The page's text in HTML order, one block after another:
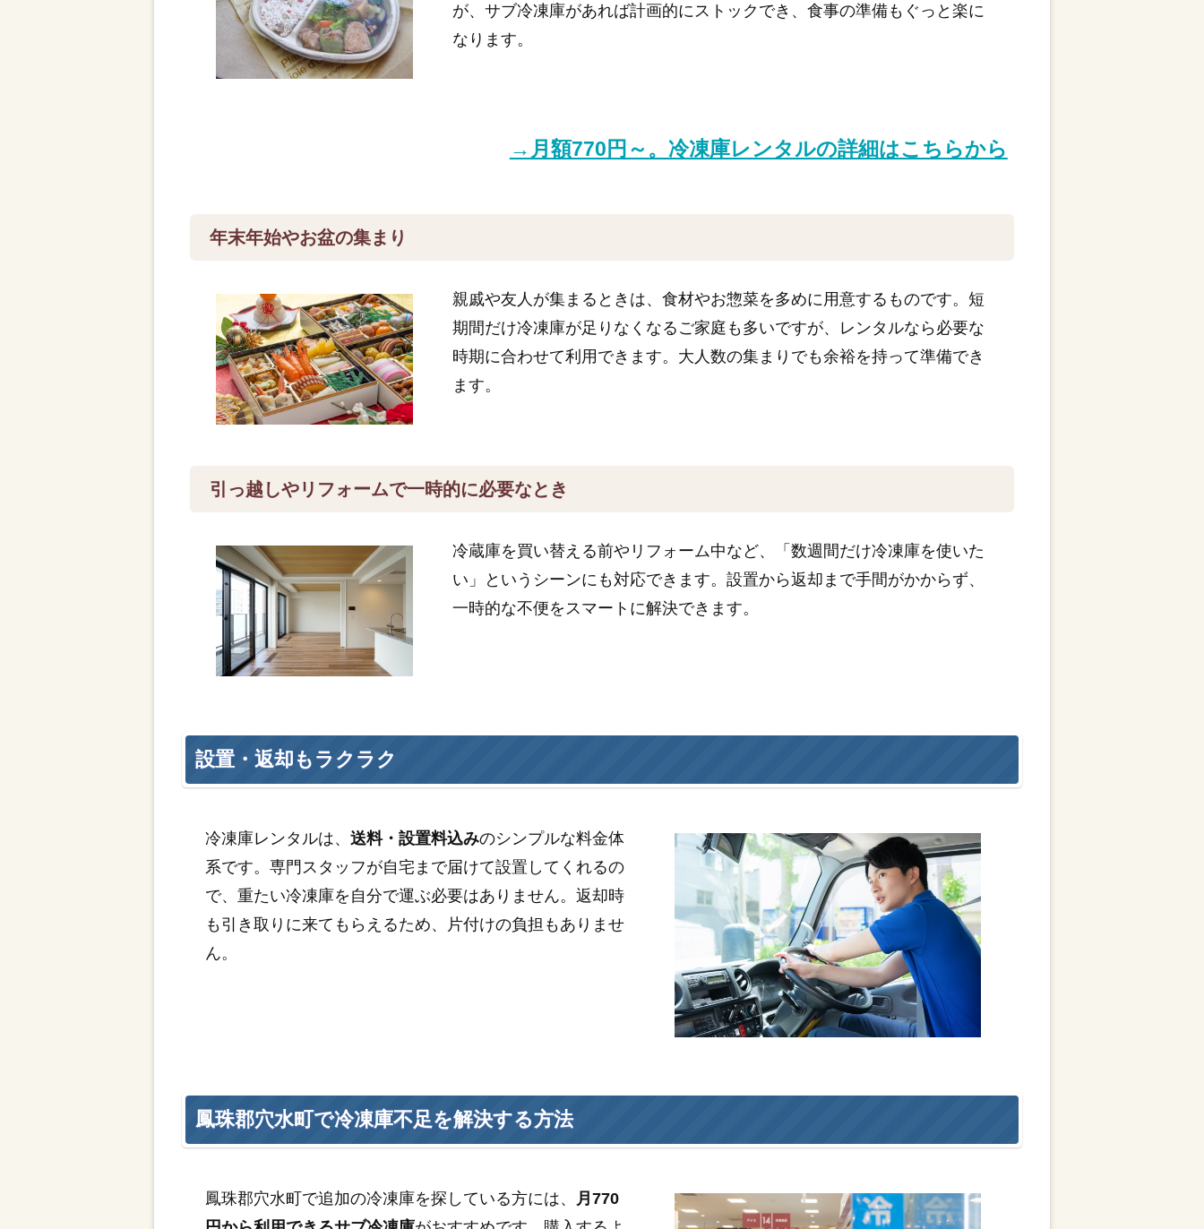
が、サブ冷凍庫があれば計画的にストックでき、食事の準備もぐっと楽に
なります。
→月額770円～。冷凍庫レンタルの詳細はこちらから
年末年始やお盆の集まり
親戚や友人が集まるときは、食材やお惣菜を多めに用意するものです。短
期間だけ冷凍庫が足りなくなるご家庭も多いですが、レンタルなら必要な
時期に合わせて利用できます。大人数の集まりでも余裕を持って準備でき
ます。
引っ越しやリフォームで一時的に必要なとき
冷蔵庫を買い替える前やリフォーム中など、「数週間だけ冷凍庫を使いた
い」というシーンにも対応できます。設置から返却まで手間がかからず、
一時的な不便をスマートに解決できます。
設置・返却もラクラク
冷凍庫レンタルは、送料・設置料込みのシンプルな料金体
系です。専門スタッフが自宅まで届けて設置してくれるの
で、重たい冷凍庫を自分で運ぶ必要はありません。返却時
も引き取りに来てもらえるため、片付けの負担もありませ
ん。
鳳珠郡穴水町で冷凍庫不足を解決する方法
鳳珠郡穴水町で追加の冷凍庫を探している方には、
月770